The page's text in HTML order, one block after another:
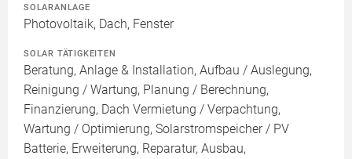
SOLARANLAGE
Photovoltaik, Dach, Fenster
SOLAR TÄTIGKEITEN
Beratung, Anlage & Installation, Aufbau / Auslegung,
Reinigung / Wartung, Planung / Berechnung,
Finanzierung, Dach Vermietung / Verpachtung,
Wartung / Optimierung, Solarstromspeicher / PV
Batterie, Erweiterung, Reparatur, Ausbau,